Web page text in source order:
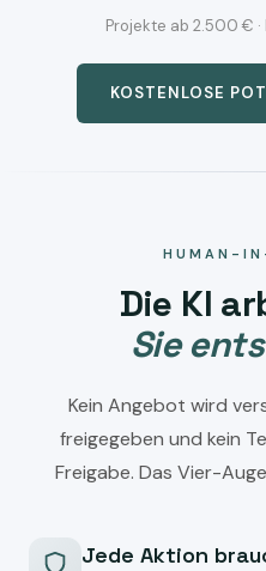
Projekte ab 2.500 € ·
KOSTENLOSE
HUMAN-
Die KI
Sie
Kein Angebot wird
freigegeben und kein
Freigabe. Das Vier-
Jede Aktion